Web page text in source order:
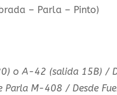
– Parla – Pinto)
o A-42 (salida 15B) /
M-408 / Desde